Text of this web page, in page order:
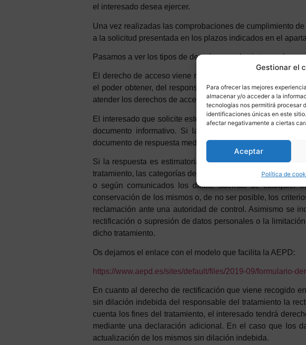
Gestionar el
Para ofrecer las mejores
almacenar y/o acceder a la
tecnologías nos permitirá procesar
identificaciones únicas en este
afectar negativamente a ciertas
Aceptar
Política de
el interesado desea ejercer.
Una vez realizadas las comprobaciones de cumplimiento
a la solicitud presentada en los plazos indicados en el
Pasamos a ver los tipos de derechos que los interesados:
El derecho de acceso viene regulado en al art. 15 del
el poder obtener, del responsable del tratamiento,
atender los derechos de acceso de cualquier interesado, la
El interesado que solicite este derecho y que se
documento informativo. Si la respuesta al derecho de
documento de respuesta mediante carta con acuse de
Si la respuesta es estimatoria, la información incluirá los
tratamiento, las categorías de datos personales tratados
o según comunicados los datos, además de cualquier
conservación de los mismos o, de no ser posible, los
reclamación ante una autoridad de control. Asimismo se
rectificación o supresión de datos personales o la
dicho tratamiento.
Os dejamos el enlace con el modelo que facilita la AEPD:
https://www.aepd.es/sites/default/files/2019-09/formulario-
En cuanto al derecho de rectificación que viene recogido
sin dilación indebida del responsable del tratamiento la
cuenta los fines del tratamiento, el interesado tendrá
mediante una declaración adicional. En el caso que los
actualización de los mismos sin dilación indebida.